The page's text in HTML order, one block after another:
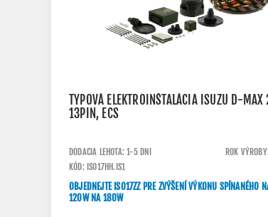
TYPOVÁ ELEKTROINŠTALÁCIA ISUZU D-
13PIN, ECS
DODACIA LEHOTA: 1-5 DNI
ROK
KÓD: IS017HH.IS1
OBJEDNEJTE IS017ZZ PRE ZVÝŠENÍ VÝKONU SPÍNANÉHO
120W NA 180W